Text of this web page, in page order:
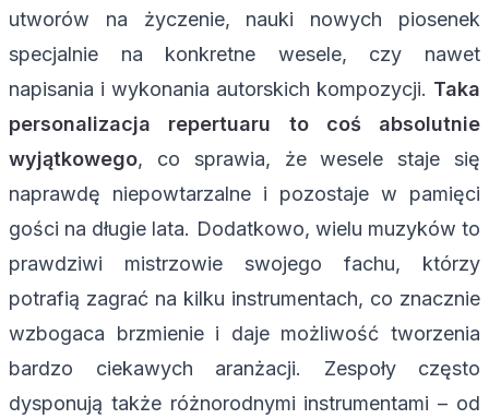
utworów na życzenie, nauki nowych piosenek
specjalnie na konkretne wesele, czy nawet
napisania i wykonania autorskich kompozycji. Taka
personalizacja repertuaru to coś absolutnie
wyjątkowego, co sprawia, że wesele staje się
naprawdę niepowtarzalne i pozostaje w pamięci
gości na długie lata. Dodatkowo, wielu muzyków to
prawdziwi mistrzowie swojego fachu, którzy
potrafią zagrać na kilku instrumentach, co znacznie
wzbogaca brzmienie i daje możliwość tworzenia
bardzo ciekawych aranżacji. Zespoły często
dysponują także różnorodnymi instrumentami – od